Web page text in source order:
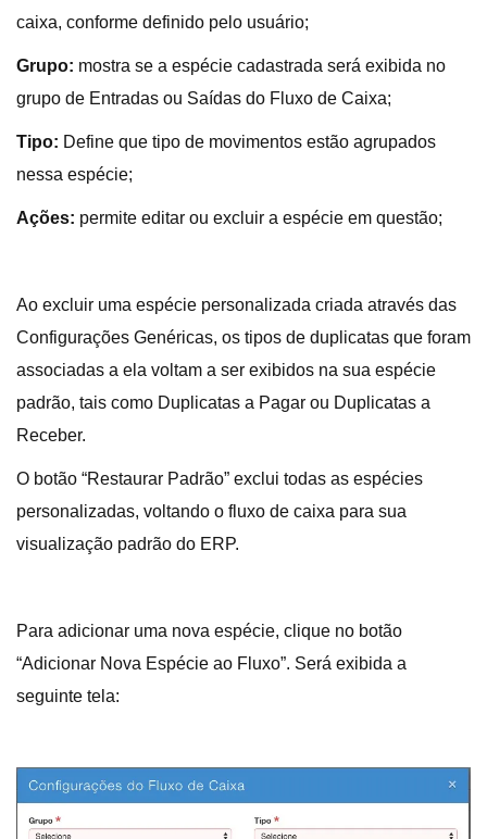
caixa, conforme definido pelo usuário;
Grupo: mostra se a espécie cadastrada será exibida no
grupo de Entradas ou Saídas do Fluxo de Caixa;
Tipo: Define que tipo de movimentos estão agrupados
nessa espécie;
Ações: permite editar ou excluir a espécie em questão;
Ao excluir uma espécie personalizada criada através das
Configurações Genéricas, os tipos de duplicatas que foram
associadas a ela voltam a ser exibidos na sua espécie
padrão, tais como Duplicatas a Pagar ou Duplicatas a
Receber.
O botão “Restaurar Padrão” exclui todas as espécies
personalizadas, voltando o fluxo de caixa para sua
visualização padrão do ERP.
Para adicionar uma nova espécie, clique no botão
“Adicionar Nova Espécie ao Fluxo”. Será exibida a
seguinte tela: